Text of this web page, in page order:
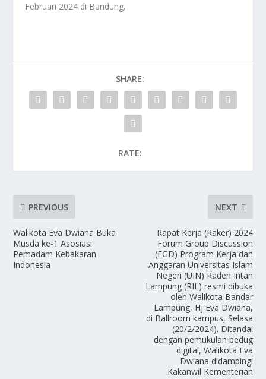
Februari 2024 di Bandung.
SHARE:
RATE:
PREVIOUS
Walikota Eva Dwiana Buka
Musda ke-1 Asosiasi
Pemadam Kebakaran
Indonesia
NEXT
Rapat Kerja (Raker) 2024
Forum Group Discussion
(FGD) Program Kerja dan
Anggaran Universitas Islam
Negeri (UIN) Raden Intan
Lampung (RIL) resmi dibuka
oleh Walikota Bandar
Lampung, Hj Eva Dwiana,
di Ballroom kampus, Selasa
(20/2/2024). Ditandai
dengan pemukulan bedug
digital, Walikota Eva
Dwiana didampingi
Kakanwil Kementerian